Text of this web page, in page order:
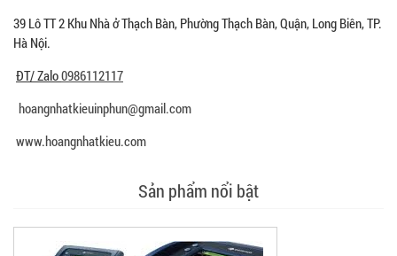
39 Lô TT 2 Khu Nhà ở Thạch Bàn, Phường Thạch Bàn, Quận, Long Biên, TP.
Hà Nội.
ĐT/ Zalo0986112117
hoangnhatkieuinphun@gmail.com
www.hoangnhatkieu.com
Sản phẩm nổi bật